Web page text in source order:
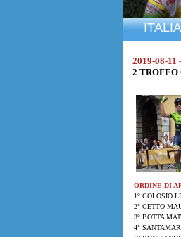
2019-08-
2
ORDINE DI
1° COLOSIO
2° CETTO
3° BOTTA
4°